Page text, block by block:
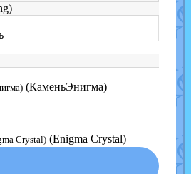
(КаменьЭнигма)
Crystal) (Enigma Crystal)